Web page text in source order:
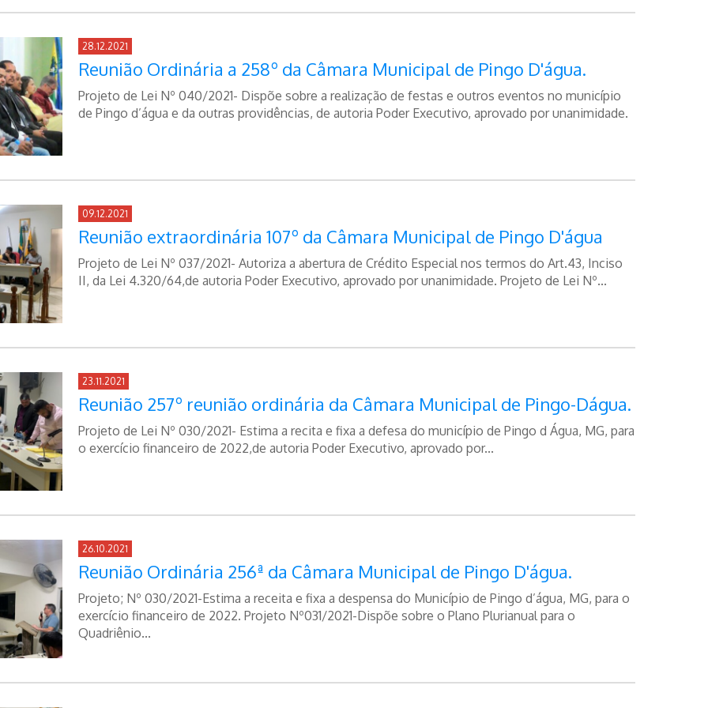
28.12.2021
Reunião Ordinária a 258º da Câmara Municipal de Pingo D'água.
Projeto de Lei Nº 040/2021- Dispõe sobre a realização de festas e outros eventos no município
de Pingo d’água e da outras providências, de autoria Poder Executivo, aprovado por unanimidade.
09.12.2021
Reunião extraordinária 107º da Câmara Municipal de Pingo D'água
Projeto de Lei Nº 037/2021- Autoriza a abertura de Crédito Especial nos termos do Art.43, Inciso
II, da Lei 4.320/64,de autoria Poder Executivo, aprovado por unanimidade. Projeto de Lei Nº...
23.11.2021
Reunião 257º reunião ordinária da Câmara Municipal de Pingo-Dágua.
Projeto de Lei Nº 030/2021- Estima a recita e fixa a defesa do município de Pingo d Água, MG, para
o exercício financeiro de 2022,de autoria Poder Executivo, aprovado por...
26.10.2021
Reunião Ordinária 256ª da Câmara Municipal de Pingo D'água.
Projeto; Nº 030/2021-Estima a receita e fixa a despensa do Município de Pingo d’água, MG, para o
exercício financeiro de 2022. Projeto Nº031/2021-Dispõe sobre o Plano Plurianual para o
Quadriênio...